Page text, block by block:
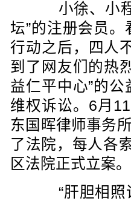
小徐、小程
坛”的注册会员
行动之后，四人
到了网友们的热
益仁平中心”的
维权诉讼。6月
东国晖律师事务
了法院，每人各
区法院正式立案。
“肝胆相照论